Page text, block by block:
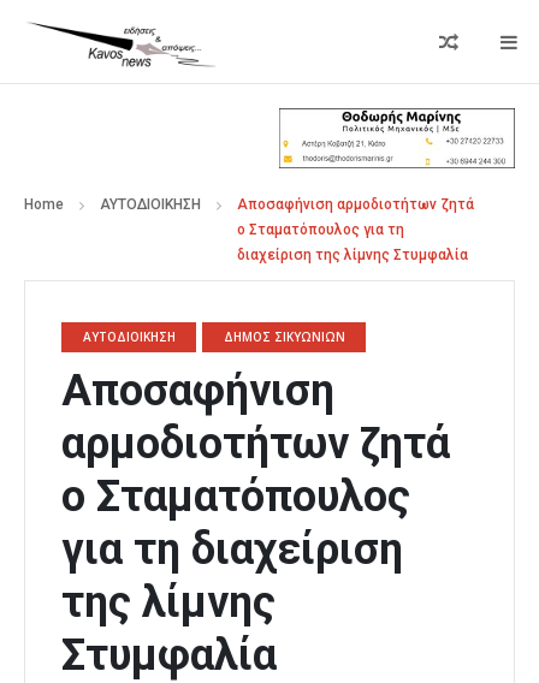
Home ΑΥΤΟΔΙΟΙΚΗΣΗ
Αποσαφήνιση αρμοδιοτήτων ζητά
ο Σταματόπουλος για τη
διαχείριση της λίμνης Στυμφαλία
ΑΥΤΟΔΙΟΙΚΗΣΗ ΔΗΜΟΣ ΣΙΚΥΩΝΙΩΝ
Αποσαφήνιση
αρμοδιοτήτων ζητά
ο Σταματόπουλος
για τη διαχείριση
της λίμνης
Στυμφαλία